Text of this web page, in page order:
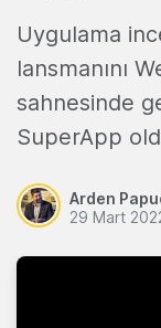
Uygulama
lansmanını
sahnesinde
SuperApp
Arden
29 Mart